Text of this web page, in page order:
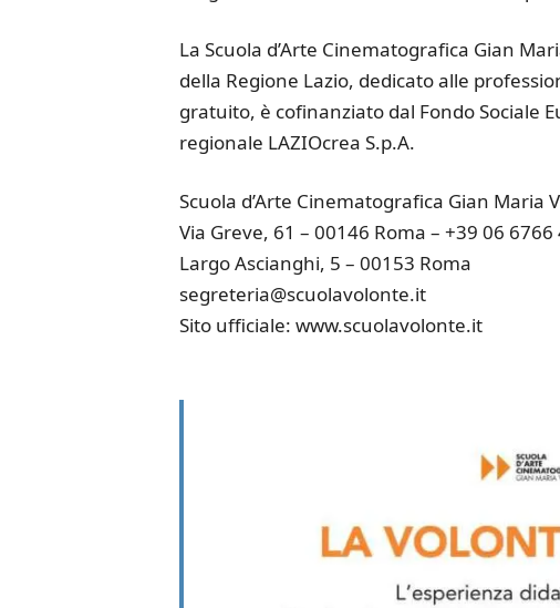
La Scuola d’Arte Cinematografica Gian
della Regione Lazio, dedicato alle
gratuito, è cofinanziato dal Fondo Sociale
regionale LAZIOcrea S.p.A.
Scuola d’Arte Cinematografica Gian Maria
Via Greve, 61 – 00146 Roma – +39 06 6766
Largo Ascianghi, 5 – 00153 Roma
segreteria@scuolavolonte.it
Sito ufficiale: www.scuolavolonte.it